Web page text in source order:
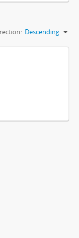
Descending